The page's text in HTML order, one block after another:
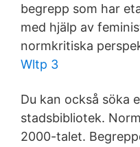
begrepp som har
med hjälp av
normkritiska
Wltp 3
Du kan också söka
stadsbibliotek.
2000-talet.